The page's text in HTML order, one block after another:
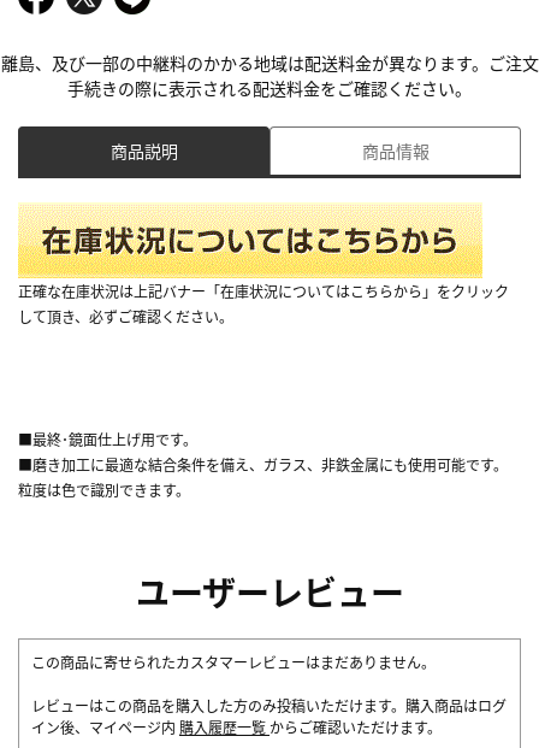
離島、及び一部の中継料のかかる地域は配送料金が異なります。ご注文
手続きの際に表示される配送料金をご確認ください。
商品説明 商品情報
正確な在庫状況は上記バナー「在庫状況についてはこちらから」をクリック
して頂き、必ずご確認ください。
■最終･鏡面仕上げ用です。
■磨き加工に最適な結合条件を備え、ガラス、非鉄金属にも使用可能です。
粒度は色で識別できます。
ユーザーレビュー
この商品に寄せられたカスタマーレビューはまだありません。
レビューはこの商品を購入した方のみ投稿いただけます。購入商品はログ
イン後、マイページ内 購入履歴一覧 からご確認いただけます。